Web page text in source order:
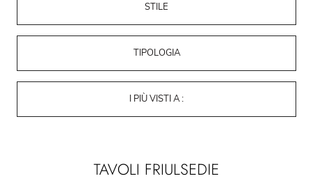
STILE
TIPOLOGIA
I PIÙ VISTI A :
TAVOLI FRIULSEDIE